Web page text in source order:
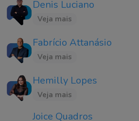
Denis Luciano
Veja mais
Fabrício Attanásio
Veja mais
Hemilly Lopes
Veja mais
Joice Quadros